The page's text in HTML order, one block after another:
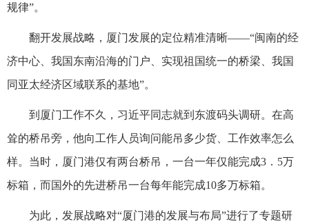
规律”。
翻开发展战略，厦门发展的定位精准清晰——“闽南的经
济中心、我国东南沿海的门户、实现祖国统一的桥梁、我国
同亚太经济区域联系的基地”。
到厦门工作不久，习近平同志就到东渡码头调研。在高
耸的桥吊旁，他向工作人员询问能吊多少货、工作效率怎么
样。当时，厦门港仅有两台桥吊，一台一年仅能完成3．5万
标箱，而国外的先进桥吊一台每年能完成10多万标箱。
为此，发展战略对“厦门港的发展与布局”进行了专题研